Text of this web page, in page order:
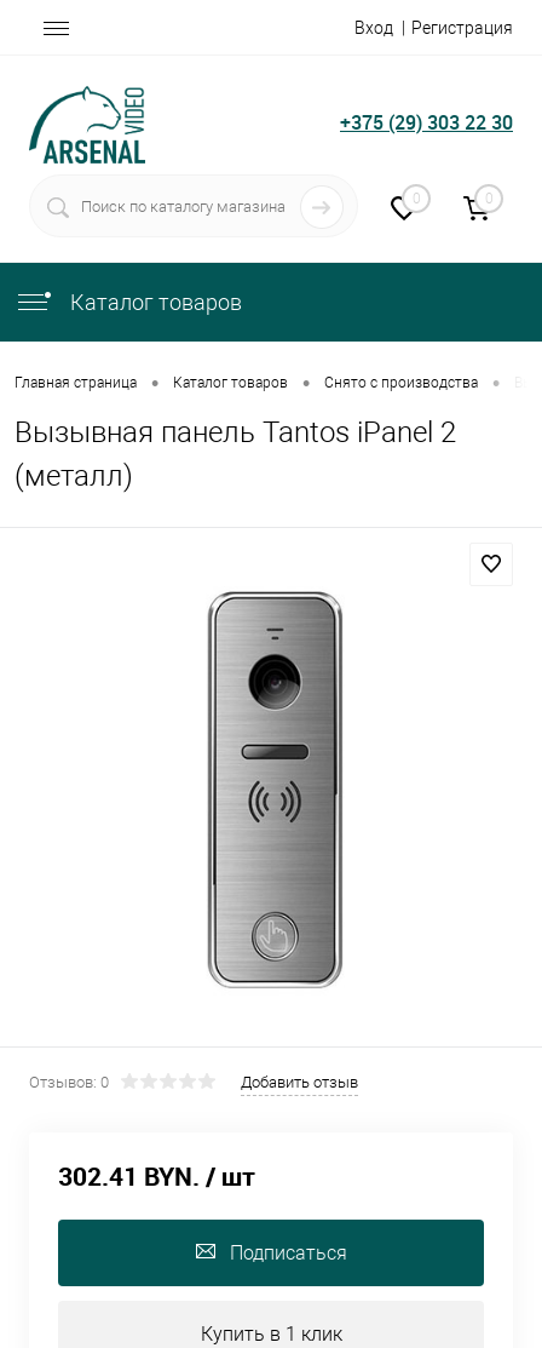
Вход Регистрация
+375 (29) 303 22 30
0 0
Каталог товаров
Главная страница • Каталог товаров • Снято с производства •
Вызывная панель Tantos iPanel 2
(металл)
Отзывов: 0 Добавить отзыв
302.41 BYN. / шт
Подписаться
Купить в 1 клик